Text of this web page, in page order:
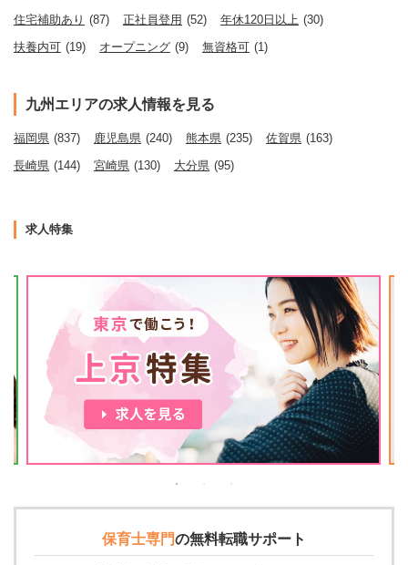
住宅補助あり (87) 正社員登用 (52) 年休120日以上 (30)
扶養内可 (19) オープニング (9) 無資格可 (1)
九州エリアの求人情報を見る
福岡県 (837) 鹿児島県 (240) 熊本県 (235) 佐賀県 (163)
長崎県 (144) 宮崎県 (130) 大分県 (95)
求人特集
保育士専門の無料転職サポート